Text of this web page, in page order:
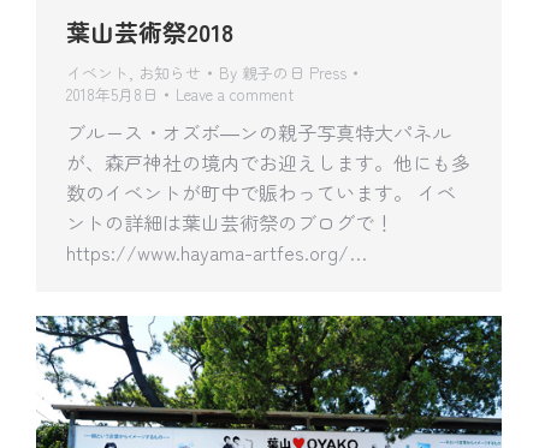
葉山芸術祭2018
イベント お知らせ By 親子の日 Press
2018年5月8日
Leave a comment
ブルース・オズボ―ンの親子写真特大パネル
が、森戸神社の境内でお迎えします。他にも多
数のイベントが町中で賑わっています。 イベ
ントの詳細は葉山芸術祭のブログで！
https://www.hayama-artfes.org/…